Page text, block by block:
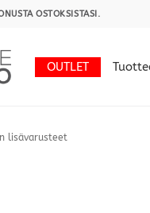
OSTOKSISTASI.
OUTLET
lisävarusteet